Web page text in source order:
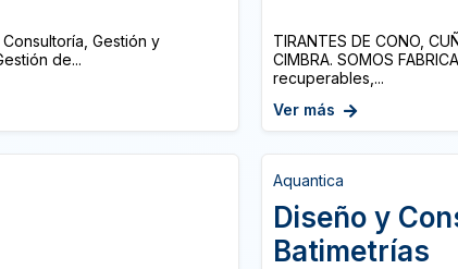
Consultoría, Gestión y
de...
TIRANTES DE CONO,
CIMBRA. SOMOS
recuperables,...
Ver más
Aquantica
Diseño y
Batimetrías